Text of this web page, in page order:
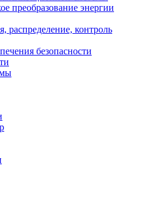
преобразование энергии
распределение, контроль
безопасности